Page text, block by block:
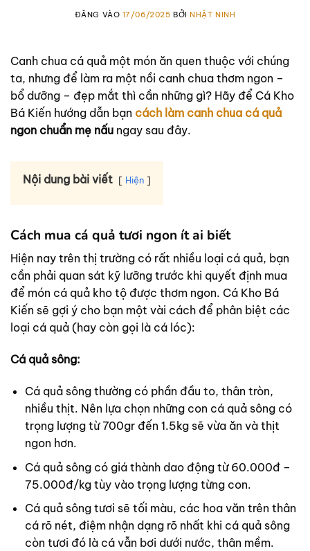
ĐĂNG VÀO 17/06/2025 BỞINHẬT NINH
Canh chua cá quả một món ăn quen thuộc với chúng
ta, nhưng để làm ra một nồi canh chua thơm ngon –
bổ dưỡng – đẹp mắt thì cần những gì? Hãy để Cá Kho
Bá Kiến hướng dẫn bạn cách làm canh chua cá quả
ngon chuẩn mẹ nấu ngay sau đây.
Nội dung bài viết Hiện
Cách mua cá quả tươi ngon ít ai biết
Hiện nay trên thị trường có rất nhiều loại cá quả, bạn
cần phải quan sát kỹ lưỡng trước khi quyết định mua
để món cá quả kho tộ được thơm ngon. Cá Kho Bá
Kiến sẽ gợi ý cho bạn một vài cách để phân biệt các
loại cá quả (hay còn gọi là cá lóc):
Cá quả sông:
Cá quả sông thường có phần đầu to, thân tròn,
nhiều thịt. Nên lựa chọn những con cá quả sông có
trọng lượng từ 700gr đến 1.5kg sẽ vừa ăn và thịt
ngon hơn.
Cá quả sông có giá thành dao động từ 60.000đ –
75.000đ/kg tùy vào trọng lượng từng con.
Cá quả sông tươi sẽ tối màu, các hoa văn trên thân
cá rõ nét, điệm nhận dạng rõ nhất khi cá quả sông
còn tươi đó là cá vẫn bơi dưới nước, thân mềm.